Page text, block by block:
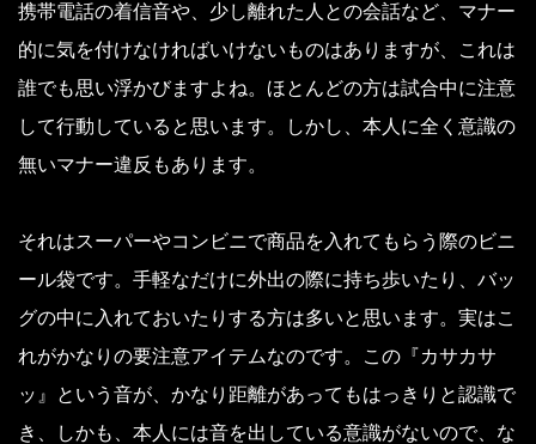
携帯電話の着信音や、少し離れた人との会話など、マナー
的に気を付けなければいけないものはありますが、これは
誰でも思い浮かびますよね。ほとんどの方は試合中に注意
して行動していると思います。しかし、本人に全く意識の
無いマナー違反もあります。
それはスーパーやコンビニで商品を入れてもらう際のビニ
ール袋です。手軽なだけに外出の際に持ち歩いたり、バッ
グの中に入れておいたりする方は多いと思います。実はこ
れがかなりの要注意アイテムなのです。この『カサカサ
ッ』という音が、かなり距離があってもはっきりと認識で
き、しかも、本人には音を出している意識がないので、な